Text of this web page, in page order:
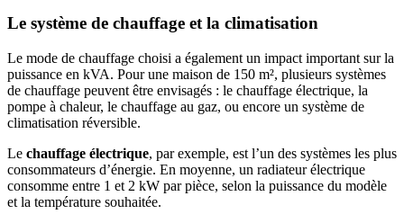
Le système de chauffage et la climatisation
Le mode de chauffage choisi a également un impact important sur la
puissance en kVA. Pour une maison de 150 m², plusieurs systèmes
de chauffage peuvent être envisagés : le chauffage électrique, la
pompe à chaleur, le chauffage au gaz, ou encore un système de
climatisation réversible.
Le chauffage électrique, par exemple, est l’un des systèmes les plus
consommateurs d’énergie. En moyenne, un radiateur électrique
consomme entre 1 et 2 kW par pièce, selon la puissance du modèle
et la température souhaitée.